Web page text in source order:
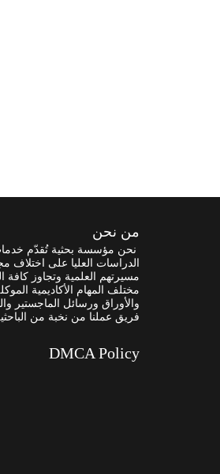
من نحن
نحن مؤسسة بحثية تُقدّم
الدراسات العليا على اختلاف
مسيرتهم العلمية وتجاوز
مختلف المهام الأكاديمية
والأوراق ورسائل الماجستير
فريق عملنا من نخبة من
DMCA Policy